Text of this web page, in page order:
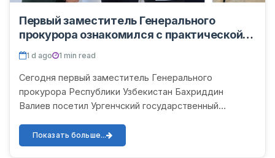
Первый заместитель Генерального
прокурора ознакомился с практической
работой по концепции безопасной зоны в
УрГУ
1 d ago 1 min read
Сегодня первый заместитель Генерального
прокурора Республики Узбекистан Бахриддин
Валиев посетил Ургенчский государственный
презентацией о работе, проводимо...
Показать больше...